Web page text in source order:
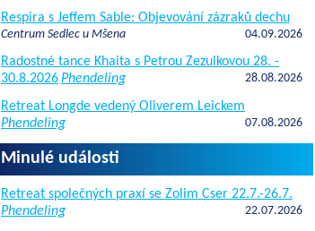
Respira s Jeffem Sable: Objevování zázraků dechu
Centrum Sedlec u Mšena 04.09.2026
Radostné tance Khaita s Petrou Zezulkovou 28. -
30.8.2026Phendeling 28.08.2026
Retreat Longde vedený Oliverem Leickem
Phendeling
07.08.2026
Minulé události
Retreat společných praxí se Zolim Cser 22.7.-26.7.
Phendeling
22.07.2026